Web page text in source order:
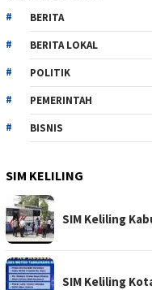
BERITA
BERITA LOKAL
POLITIK
PEMERINTAH
BISNIS
SIM KELILING
SIM Keliling
SIM Keliling